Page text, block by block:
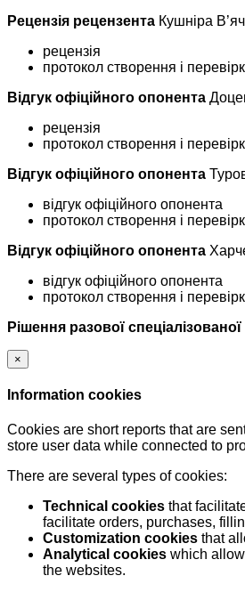
Рецензія рецензента Кушніра
рецензія
протокол створення і
Відгук офіційного опонента
рецензія
протокол створення і
Відгук офіційного опонента
відгук офіційного опонента
протокол створення і
Відгук офіційного опонента
відгук офіційного опонента
протокол створення і
Рішення разової
×
Information cookies
Cookies are short reports that are
store user data while connected to
There are several types of cookies:
Technical cookies that
facilitate orders, purchases,
Customization cookies that
Analytical cookies which
the websites.